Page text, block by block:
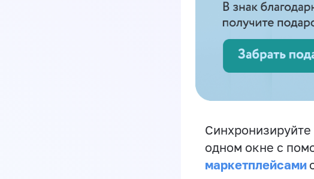
Синхронизируйте
одном окне с
маркетплейсами